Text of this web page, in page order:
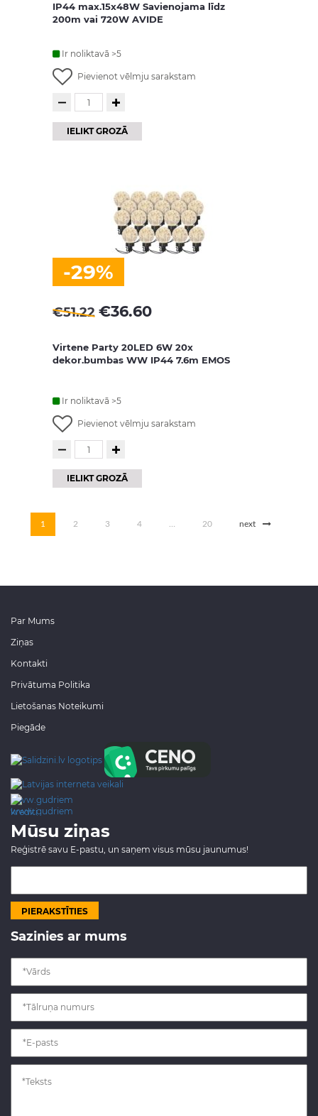
IP44 max.15x48W Savienojama līdz
200m vai 720W AVIDE
Ir noliktavā >5
Pievienot vēlmju sarakstam
IELIKT GROZĀ
-29%
€51.22 €36.60
Virtene Party 20LED 6W 20x
dekor.bumbas WW IP44 7.6m EMOS
Ir noliktavā >5
Pievienot vēlmju sarakstam
IELIKT GROZĀ
1 2 3 4 20 next
Par Mums
Ziņas
Kontakti
Privātuma Politika
Lietošanas Noteikumi
Piegāde
www.gudriem.lv/atrie-
krediti
Mūsu ziņas
Reģistrē savu E-pastu, un saņem visus mūsu jaunumus!
Sazinies ar mums